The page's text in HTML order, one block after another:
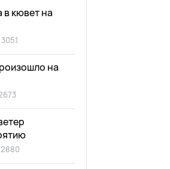
кювет на
3051
на
2880